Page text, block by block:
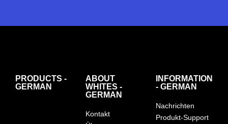
PRODUCTS -
GERMAN
ABOUT
WHITES -
GERMAN
Kontakt
INFORMATION
- GERMAN
Nachrichten
Produkt-Support